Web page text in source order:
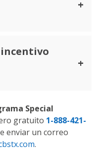
Special
gratuito 1-888-421-
enviar un correo
.